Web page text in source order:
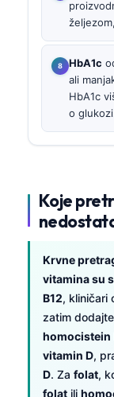
HbA1c
ali
HbA1c
o
Koje
Krvne
vitamina su
B12, kliničari
zatim dodajte
homocistein
vitamin D,
D. Za folat,
folat ili